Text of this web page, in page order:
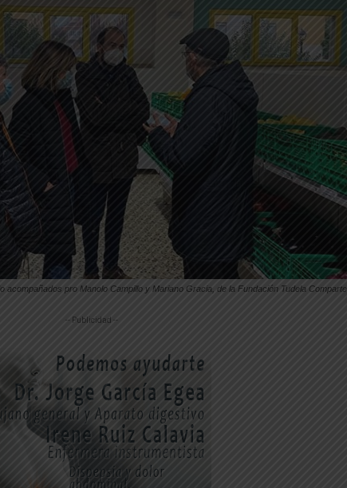
acompañados pro Manolo Campillo y Mariano Gracia, de la Fundación Tudela Comparte
-- Publicidad --